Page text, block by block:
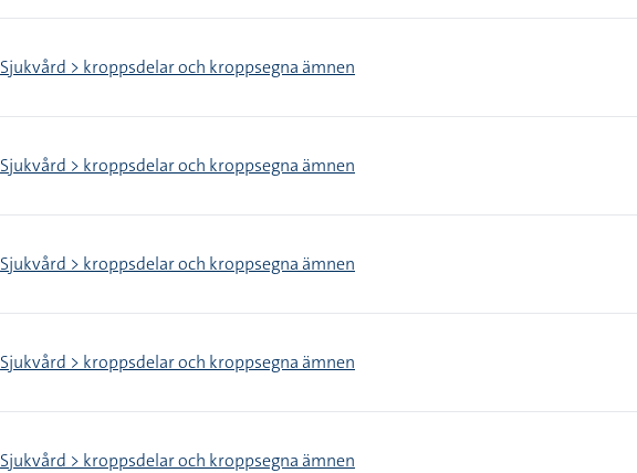
Sjukvård > kroppsdelar och kroppsegna ämnen
Sjukvård > kroppsdelar och kroppsegna ämnen
Sjukvård > kroppsdelar och kroppsegna ämnen
Sjukvård > kroppsdelar och kroppsegna ämnen
Sjukvård > kroppsdelar och kroppsegna ämnen